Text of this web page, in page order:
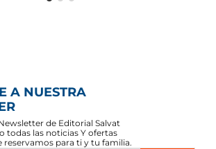
A NUESTRA
de Editorial Salvat
todas las noticias Y ofertas
reservamos para ti y tu familia.